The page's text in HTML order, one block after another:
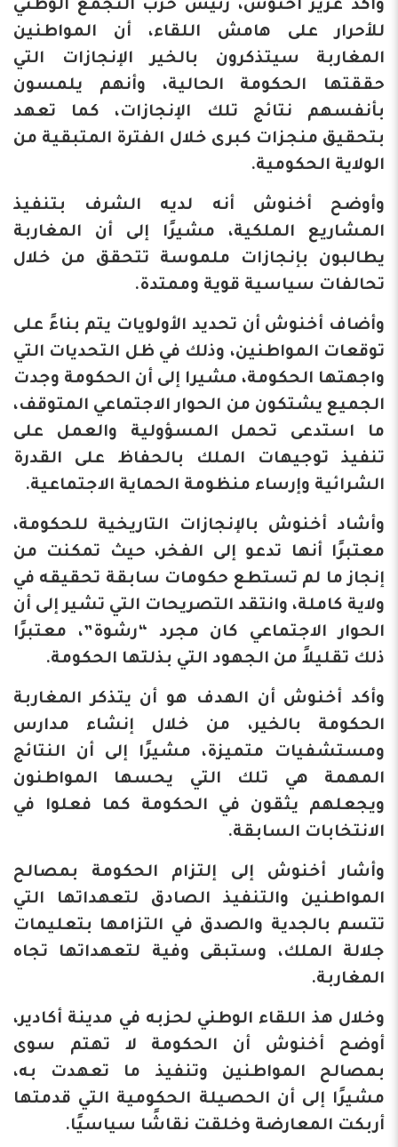
وأكد عزيز أخنوش، رئيس حزب التجمع الوطني
للأحرار على هامش اللقاء، أن المواطنين
المغاربة سيتذكرون بالخير الإنجازات التي
حققتها الحكومة الحالية، وأنهم يلمسون
بأنفسهم نتائج تلك الإنجازات، كما تعهد
بتحقيق منجزات كبرى خلال الفترة المتبقية من
الولاية الحكومية.
وأوضح أخنوش أنه لديه الشرف بتنفيذ
المشاريع الملكية، مشيرًا إلى أن المغاربة
يطالبون بإنجازات ملموسة تتحقق من خلال
تحالفات سياسية قوية وممتدة.
وأضاف أخنوش أن تحديد الأولويات يتم بناءً على
توقعات المواطنين، وذلك في ظل التحديات التي
واجهتها الحكومة، مشيرا إلى أن الحكومة وجدت
الجميع يشتكون من الحوار الاجتماعي المتوقف،
ما استدعى تحمل المسؤولية والعمل على
تنفيذ توجيهات الملك بالحفاظ على القدرة
الشرائية وإرساء منظومة الحماية الاجتماعية.
وأشاد أخنوش بالإنجازات التاريخية للحكومة،
معتبرًا أنها تدعو إلى الفخر، حيث تمكنت من
إنجاز ما لم تستطع حكومات سابقة تحقيقه في
ولاية كاملة، وانتقد التصريحات التي تشير إلى أن
الحوار الاجتماعي كان مجرد “رشوة”، معتبرًا
ذلك تقليلاً من الجهود التي بذلتها الحكومة.
وأكد أخنوش أن الهدف هو أن يتذكر المغاربة
الحكومة بالخير، من خلال إنشاء مدارس
ومستشفيات متميزة، مشيرًا إلى أن النتائج
المهمة هي تلك التي يحسها المواطنون
ويجعلهم يثقون في الحكومة كما فعلوا في
الانتخابات السابقة.
وأشار أخنوش إلى إلتزام الحكومة بمصالح
المواطنين والتنفيذ الصادق لتعهداتها التي
تتسم بالجدية والصدق في التزامها بتعليمات
جلالة الملك، وستبقى وفية لتعهداتها تجاه
المغاربة.
وخلال هذ اللقاء الوطني لحزبه في مدينة أكادير،
أوضح أخنوش أن الحكومة لا تهتم سوى
بمصالح المواطنين وتنفيذ ما تعهدت به،
مشيرًا إلى أن الحصيلة الحكومية التي قدمتها
أربكت المعارضة وخلقت نقاشًا سياسيًا.